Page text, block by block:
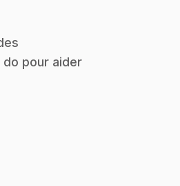
pour aider